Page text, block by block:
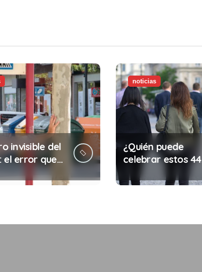
invisible del
el error que
cada 30
en tu trabajo
noticias
¿Quién puede
celebrar estos 44